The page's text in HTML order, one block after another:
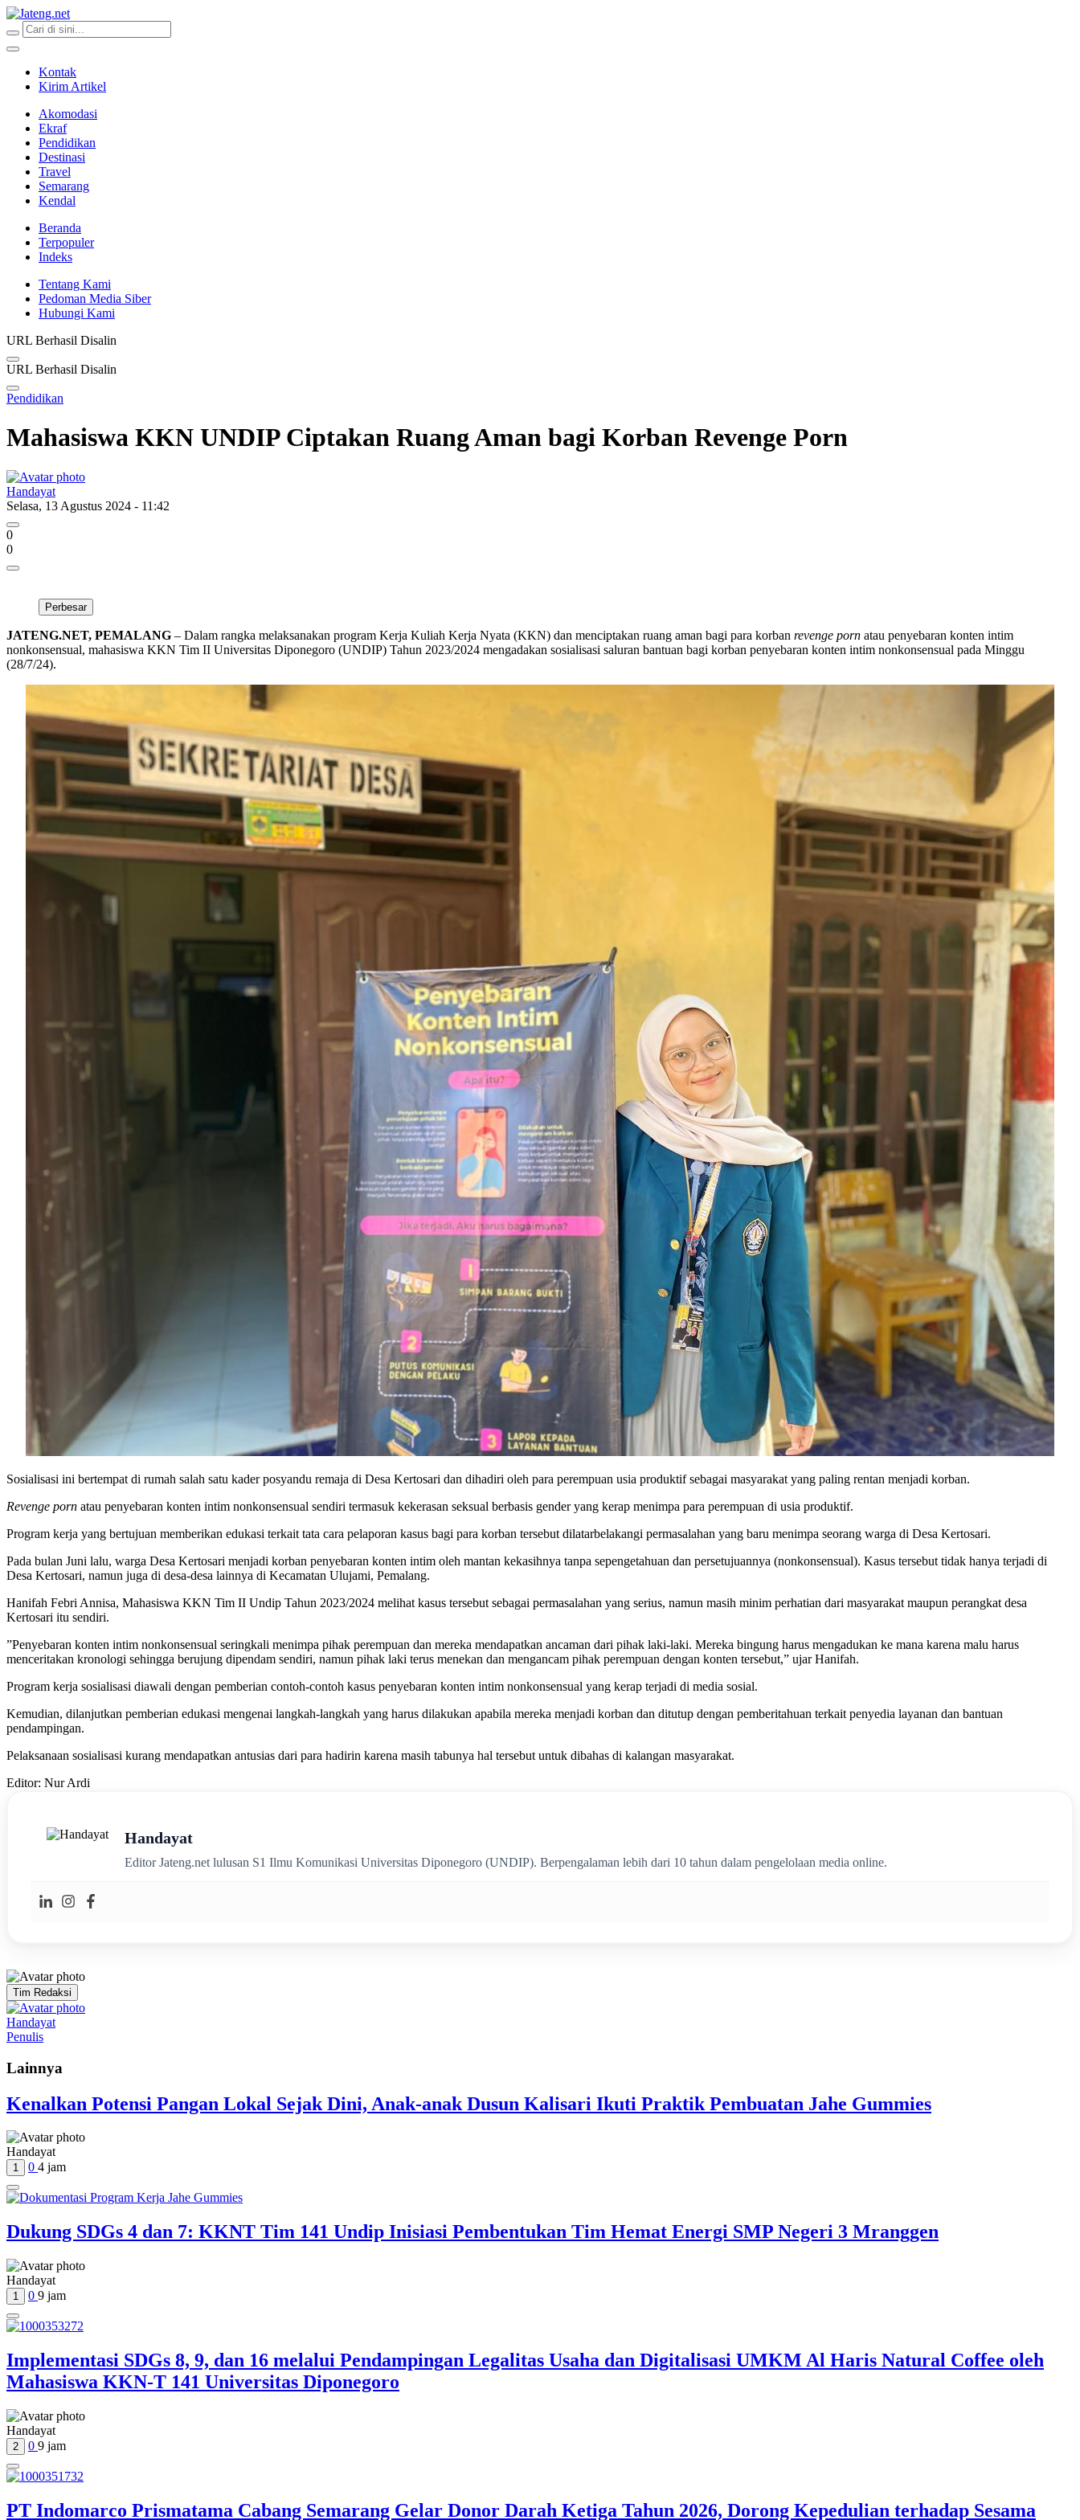
Jateng.net
Portal Media Anak Muda Jawa Tengah
Kontak
Kirim Artikel
Akomodasi
Ekraf
Pendidikan
Destinasi
Travel
Semarang
Kendal
Beranda
Terpopuler
Indeks
Tentang Kami
Pedoman Media Siber
Hubungi Kami
URL Berhasil Disalin
URL Berhasil Disalin
Pendidikan
Mahasiswa KKN UNDIP Ciptakan Ruang Aman bagi Korban Revenge Porn
Handayat
Selasa, 13 Agustus 2024 - 11:42
0
0
Perbesar
JATENG.NET, PEMALANG – Dalam rangka melaksanakan program Kerja Kuliah Kerja Nyata (KKN) dan menciptakan ruang aman bagi para korban revenge porn atau penyebaran konten intim
nonkonsensual, mahasiswa KKN Tim II Universitas Diponegoro (UNDIP) Tahun 2023/2024 mengadakan sosialisasi saluran bantuan bagi korban penyebaran konten intim nonkonsensual pada Minggu
(28/7/24).
Sosialisasi ini bertempat di rumah salah satu kader posyandu remaja di Desa Kertosari dan dihadiri oleh para perempuan usia produktif sebagai masyarakat yang paling rentan menjadi korban.
Revenge porn atau penyebaran konten intim nonkonsensual sendiri termasuk kekerasan seksual berbasis gender yang kerap menimpa para perempuan di usia produktif.
Program kerja yang bertujuan memberikan edukasi terkait tata cara pelaporan kasus bagi para korban tersebut dilatarbelakangi permasalahan yang baru menimpa seorang warga di Desa Kertosari.
Pada bulan Juni lalu, warga Desa Kertosari menjadi korban penyebaran konten intim oleh mantan kekasihnya tanpa sepengetahuan dan persetujuannya (nonkonsensual). Kasus tersebut tidak hanya terjadi di
Desa Kertosari, namun juga di desa-desa lainnya di Kecamatan Ulujami, Pemalang.
Hanifah Febri Annisa, Mahasiswa KKN Tim II Undip Tahun 2023/2024 melihat kasus tersebut sebagai permasalahan yang serius, namun masih minim perhatian dari masyarakat maupun perangkat desa
Kertosari itu sendiri.
”Penyebaran konten intim nonkonsensual seringkali menimpa pihak perempuan dan mereka mendapatkan ancaman dari pihak laki-laki. Mereka bingung harus mengadukan ke mana karena malu harus
menceritakan kronologi sehingga berujung dipendam sendiri, namun pihak laki terus menekan dan mengancam pihak perempuan dengan konten tersebut,” ujar Hanifah.
Program kerja sosialisasi diawali dengan pemberian contoh-contoh kasus penyebaran konten intim nonkonsensual yang kerap terjadi di media sosial.
Kemudian, dilanjutkan pemberian edukasi mengenai langkah-langkah yang harus dilakukan apabila mereka menjadi korban dan ditutup dengan pemberitahuan terkait penyedia layanan dan bantuan
pendampingan.
Pelaksanaan sosialisasi kurang mendapatkan antusias dari para hadirin karena masih tabunya hal tersebut untuk dibahas di kalangan masyarakat.
Editor: Nur Ardi
Handayat
Editor Jateng.net lulusan S1 Ilmu Komunikasi Universitas Diponegoro (UNDIP). Berpengalaman lebih dari 10 tahun dalam pengelolaan media online.
Tim Redaksi
Handayat
Penulis
Lainnya
Kenalkan Potensi Pangan Lokal Sejak Dini, Anak-anak Dusun Kalisari Ikuti Praktik Pembuatan Jahe Gummies
Handayat
1 0 4 jam
Dukung SDGs 4 dan 7: KKNT Tim 141 Undip Inisiasi Pembentukan Tim Hemat Energi SMP Negeri 3 Mranggen
Handayat
1 0 9 jam
Implementasi SDGs 8, 9, dan 16 melalui Pendampingan Legalitas Usaha dan Digitalisasi UMKM Al Haris Natural Coffee oleh
Mahasiswa KKN-T 141 Universitas Diponegoro
Handayat
2 0 9 jam
PT Indomarco Prismatama Cabang Semarang Gelar Donor Darah Ketiga Tahun 2026, Dorong Kepedulian terhadap Sesama